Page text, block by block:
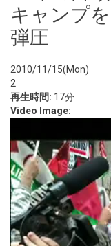
キャンプ
弾圧
2010/11/15(Mon)
2
再生時間: 17分
Video Image: